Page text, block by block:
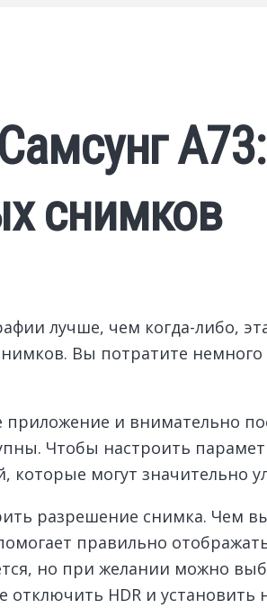
снимков
лучше, чем когда-либо,
Вы потратите немного
и внимательно
Чтобы настроить
могут значительно
разрешение снимка. Чем
правильно
но при желании можно
HDR и установить